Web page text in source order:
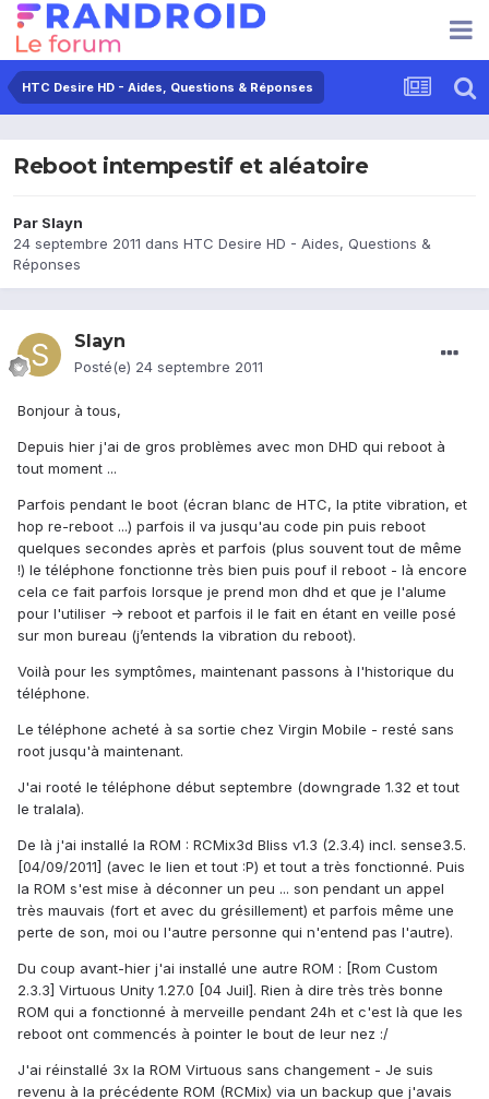
HTC Desire HD - Aides, Questions & Réponses
Reboot intempestif et aléatoire
Par Slayn
24 septembre 2011 dans HTC Desire HD - Aides, Questions &
Réponses
Slayn
Posté(e) 24 septembre 2011
Bonjour à tous,
Depuis hier j'ai de gros problèmes avec mon DHD qui reboot à
tout moment ...
Parfois pendant le boot (écran blanc de HTC, la ptite vibration, et
hop re-reboot ...) parfois il va jusqu'au code pin puis reboot
quelques secondes après et parfois (plus souvent tout de même
!) le téléphone fonctionne très bien puis pouf il reboot - là encore
cela ce fait parfois lorsque je prend mon dhd et que je l'alume
pour l'utiliser -> reboot et parfois il le fait en étant en veille posé
sur mon bureau (j’entends la vibration du reboot).
Voilà pour les symptômes, maintenant passons à l'historique du
téléphone.
Le téléphone acheté à sa sortie chez Virgin Mobile - resté sans
root jusqu'à maintenant.
J'ai rooté le téléphone début septembre (downgrade 1.32 et tout
le tralala).
De là j'ai installé la ROM : RCMix3d Bliss v1.3 (2.3.4) incl. sense3.5.
[04/09/2011] (avec le lien et tout :P) et tout a très fonctionné. Puis
la ROM s'est mise à déconner un peu ... son pendant un appel
très mauvais (fort et avec du grésillement) et parfois même une
perte de son, moi ou l'autre personne qui n'entend pas l'autre).
Du coup avant-hier j'ai installé une autre ROM : [Rom Custom
2.3.3] Virtuous Unity 1.27.0 [04 Juil]. Rien à dire très très bonne
ROM qui a fonctionné à merveille pendant 24h et c'est là que les
reboot ont commencés à pointer le bout de leur nez :/
J'ai réinstallé 3x la ROM Virtuous sans changement - Je suis
revenu à la précédente ROM (RCMix) via un backup que j'avais